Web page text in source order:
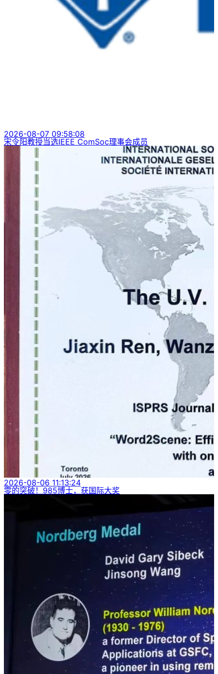
2026-08-07 09:58:08
宋令阳教授当选IEEE ComSoc理事会成员
2026-08-06 11:13:24
零的突破！985博士，获国际大奖